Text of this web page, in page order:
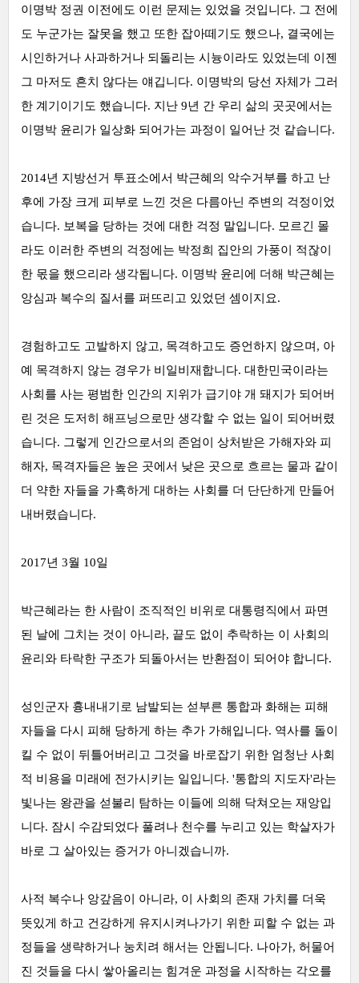
이명박 정권 이전에도 이런 문제는 있었을 것입니다. 그 전에
도 누군가는 잘못을 했고 또한 잡아떼기도 했으나, 결국에는
시인하거나 사과하거나 되돌리는 시늉이라도 있었는데 이젠
그 마저도 흔치 않다는 얘깁니다. 이명박의 당선 자체가 그러
한 계기이기도 했습니다. 지난 9년 간 우리 삶의 곳곳에서는
이명박 윤리가 일상화 되어가는 과정이 일어난 것 같습니다.
2014년 지방선거 투표소에서 박근혜의 악수거부를 하고 난
후에 가장 크게 피부로 느낀 것은 다름아닌 주변의 걱정이었
습니다. 보복을 당하는 것에 대한 걱정 말입니다. 모르긴 몰
라도 이러한 주변의 걱정에는 박정희 집안의 가풍이 적잖이
한 몫을 했으리라 생각됩니다. 이명박 윤리에 더해 박근혜는
앙심과 복수의 질서를 퍼뜨리고 있었던 셈이지요.
경험하고도 고발하지 않고, 목격하고도 증언하지 않으며, 아
예 목격하지 않는 경우가 비일비재합니다. 대한민국이라는
사회를 사는 평범한 인간의 지위가 급기야 개 돼지가 되어버
린 것은 도저히 해프닝으로만 생각할 수 없는 일이 되어버렸
습니다. 그렇게 인간으로서의 존엄이 상처받은 가해자와 피
해자, 목격자들은 높은 곳에서 낮은 곳으로 흐르는 물과 같이
더 약한 자들을 가혹하게 대하는 사회를 더 단단하게 만들어
내버렸습니다.
2017년 3월 10일
박근혜라는 한 사람이 조직적인 비위로 대통령직에서 파면
된 날에 그치는 것이 아니라, 끝도 없이 추락하는 이 사회의
윤리와 타락한 구조가 되돌아서는 반환점이 되어야 합니다.
성인군자 흉내내기로 남발되는 섣부른 통합과 화해는 피해
자들을 다시 피해 당하게 하는 추가 가해입니다. 역사를 돌이
킬 수 없이 뒤틀어버리고 그것을 바로잡기 위한 엄청난 사회
적 비용을 미래에 전가시키는 일입니다. '통합의 지도자'라는
빛나는 왕관을 섣불리 탐하는 이들에 의해 닥쳐오는 재앙입
니다. 잠시 수감되었다 풀려나 천수를 누리고 있는 학살자가
바로 그 살아있는 증거가 아니겠습니까.
사적 복수나 앙갚음이 아니라, 이 사회의 존재 가치를 더욱
뜻있게 하고 건강하게 유지시켜나가기 위한 피할 수 없는 과
정들을 생략하거나 눙치려 해서는 안됩니다. 나아가, 허물어
진 것들을 다시 쌓아올리는 힘겨운 과정을 시작하는 각오를